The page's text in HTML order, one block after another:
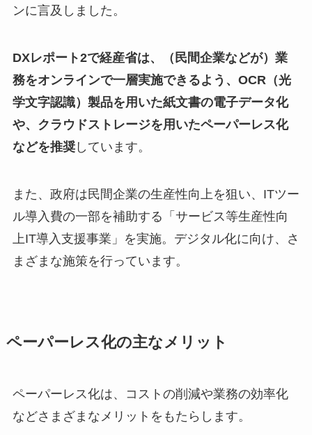
ンに言及しました。
DXレポート2で経産省は、（民間企業などが）業
務をオンラインで一層実施できるよう、OCR（光
学文字認識）製品を用いた紙文書の電子データ化
や、クラウドストレージを用いたペーパーレス化
などを推奨しています。
また、政府は民間企業の生産性向上を狙い、ITツー
ル導入費の一部を補助する「サービス等生産性向
上IT導入支援事業」を実施。デジタル化に向け、さ
まざまな施策を行っています。
ペーパーレス化の主なメリット
ペーパーレス化は、コストの削減や業務の効率化
などさまざまなメリットをもたらします。